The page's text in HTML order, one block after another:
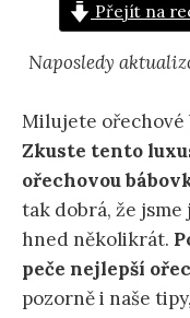
Přejít na
Naposledy
Milujete ořechové
Zkuste tento
ořechovou
tak dobrá, že
hned několikrát.
peče nejlepší
pozorně i naše